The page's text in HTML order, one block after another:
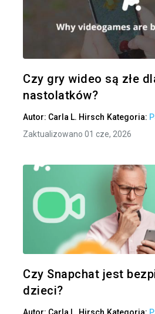
Czy gry wideo są złe
nastolatków?
Autor: Carla L. Hirsch Kategoria:
Zaktualizowano 01 cze, 2026
Czy Snapchat jest
dzieci?